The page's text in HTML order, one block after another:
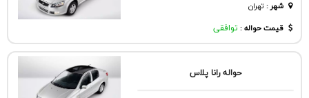
شهر: تهران
قیمت حواله : توافقی
حواله رانا پلاس